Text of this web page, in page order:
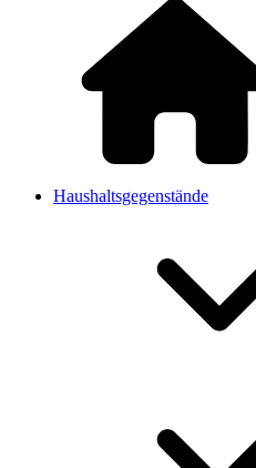
Haushaltsgegenstände